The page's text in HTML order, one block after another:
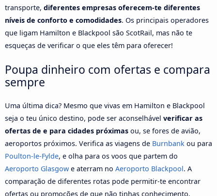
transporte, diferentes empresas oferecem-te diferentes
níveis de conforto e comodidades. Os principais operadores
que ligam Hamilton e Blackpool são ScotRail, mas não te
esqueças de verificar o que eles têm para oferecer!
Poupa dinheiro com ofertas e compara
sempre
Uma última dica? Mesmo que vivas em Hamilton e Blackpool
seja o teu único destino, pode ser aconselhável verificar as
ofertas de e para cidades próximas ou, se fores de avião,
aeroportos próximos. Verifica as viagens de Burnbank ou para
Poulton-le-Fylde, e olha para os voos que partem do
Aeroporto Glasgow e aterram no Aeroporto Blackpool. A
comparação de diferentes rotas pode permitir-te encontrar
ofertas ou promoções de que não tinhas conhecimento.